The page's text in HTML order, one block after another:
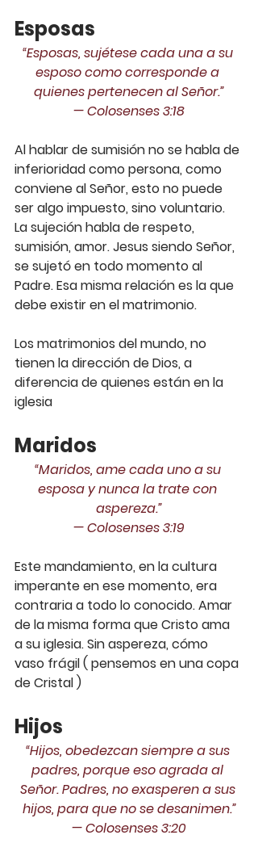
Esposas
“Esposas, sujétese cada una a su
esposo como corresponde a
quienes pertenecen al Señor.”
— ‭‭Colosenses‬ ‭3:18‬‬
Al hablar de sumisión no se habla de
inferioridad como persona, como
conviene al Señor, esto no puede
ser algo impuesto, sino voluntario.
La sujeción habla de respeto,
sumisión, amor. Jesus siendo Señor,
se sujetó en todo momento al
Padre. Esa misma relación es la que
debe existir en el matrimonio.
Los matrimonios del mundo, no
tienen la dirección de Dios, a
diferencia de quienes están en la
iglesia
Maridos
“Maridos, ame cada uno a su
esposa y nunca la trate con
aspereza.”
— ‭‭Colosenses‬ ‭3:19‬‬
Este mandamiento, en la cultura
imperante en ese momento, era
contraria a todo lo conocido. Amar
de la misma forma que Cristo ama
a su iglesia. Sin aspereza, cómo
vaso frágil ( pensemos en una copa
de Cristal )
Hijos
“Hijos, obedezcan siempre a sus
padres, porque eso agrada al
Señor. Padres, no exasperen a sus
hijos, para que no se desanimen.”
— ‭‭Colosenses‬ ‭3:20‬‬